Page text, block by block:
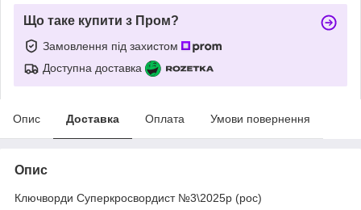
Що таке купити з Пром?
Замовлення під захистом
Доступна доставка
Опис Доставка Оплата Умови повернення
Опис
Ключворди Суперкросвордист №3\2025р (рос)